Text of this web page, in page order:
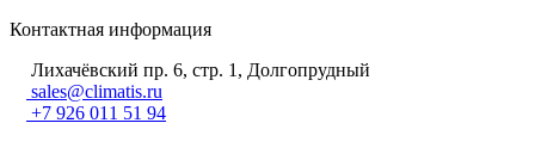
Контактная информация
Лихачёвский пр. 6, стр. 1, Долгопрудный
sales@climatis.ru
+7 926 011 51 94